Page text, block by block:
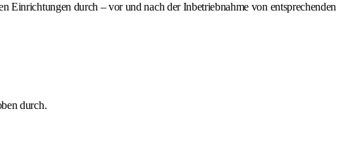
durch – vor und nach der Inbetriebnahme von entsprechenden
durch.